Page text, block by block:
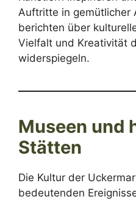
Auftritte in gemütlicher
berichten über
Vielfalt und Kreativität
widerspiegeln.
Museen und
Stätten
Die Kultur der
bedeutenden